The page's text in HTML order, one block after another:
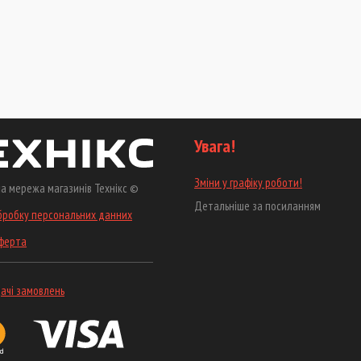
мережа магазинів Технікс ©
персональних данних
замовлень
Увага!
Зміни у графіку роботи!
Детальніше за посиланням